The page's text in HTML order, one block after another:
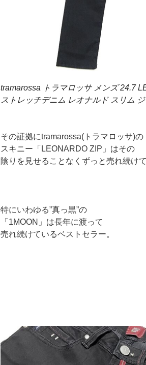
tramarossa トラマロッサ メンズ 24.7
ストレッチデニム レオナルド スリム
その証拠にtramarossa(トラマロッサ)の
スキニー「LEONARDO ZIP」はその
陰りを見せることなくずっと売れ続けて
特にいわゆる”真っ黒”の
「1MOON」は長年に渡って
売れ続けているベストセラー。